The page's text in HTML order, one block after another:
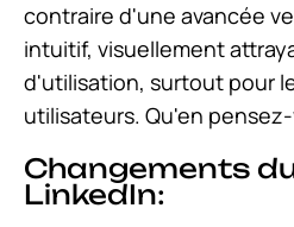
contraire d'une avancée
intuitif, visuellement
d'utilisation, surtout pour
utilisateurs. Qu'en
Changements
LinkedIn: